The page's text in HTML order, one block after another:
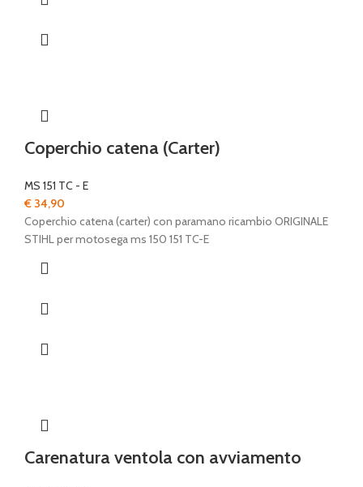
Coperchio catena (Carter)
MS 151 TC - E
€ 34,90
Coperchio catena (carter) con paramano ricambio ORIGINALE
STIHL per motosega ms 150 151 TC-E
Carenatura ventola con avviamento